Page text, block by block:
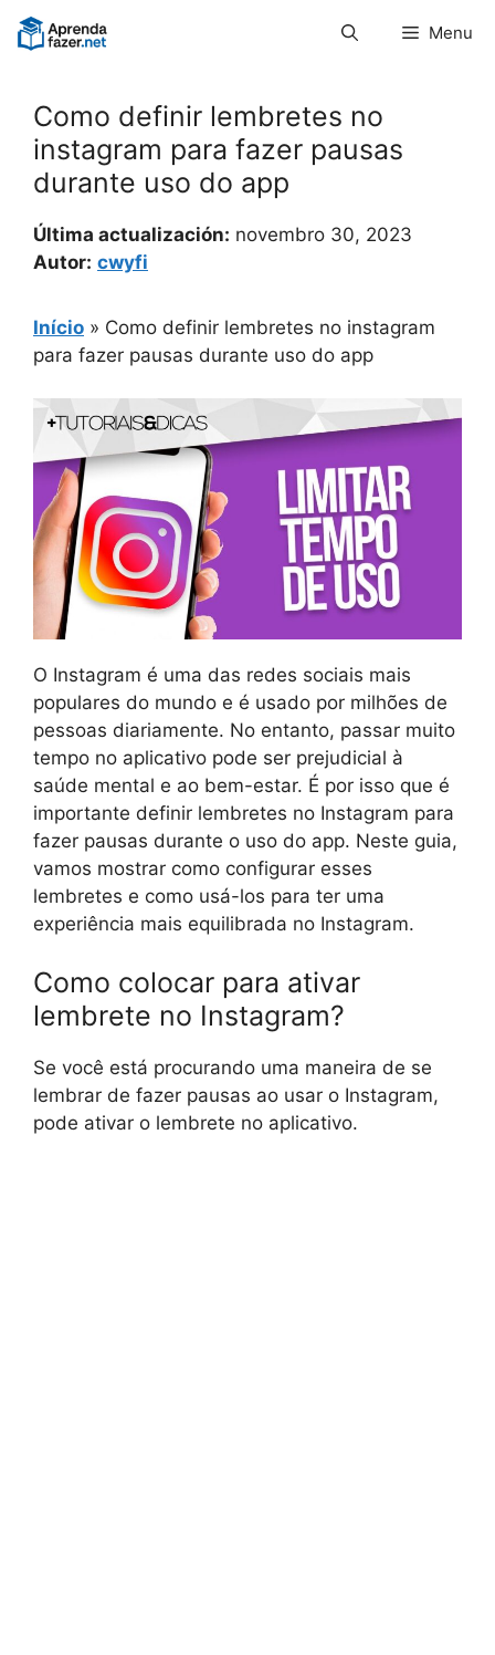
Pular
para
Menu
Como definir lembretes no
instagram para fazer pausas
durante uso do app
Última actualización: novembro 30, 2023
Autor: cwyfi
Início » Como definir lembretes no instagram
para fazer pausas durante uso do app
O Instagram é uma das redes sociais mais
populares do mundo e é usado por milhões de
pessoas diariamente. No entanto, passar muito
tempo no aplicativo pode ser prejudicial à
saúde mental e ao bem-estar. É por isso que é
importante definir lembretes no Instagram para
fazer pausas durante o uso do app. Neste guia,
vamos mostrar como configurar esses
lembretes e como usá-los para ter uma
experiência mais equilibrada no Instagram.
Como colocar para ativar
lembrete no Instagram?
Se você está procurando uma maneira de se
lembrar de fazer pausas ao usar o Instagram,
pode ativar o lembrete no aplicativo.